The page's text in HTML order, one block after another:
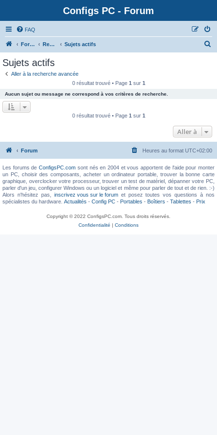
Configs PC - Forum
FAQ
Forum Rechercher Sujets actifs
Sujets actifs
Aller à la recherche avancée
0 résultat trouvé • Page 1 sur 1
Aucun sujet ou message ne correspond à vos critères de recherche.
0 résultat trouvé • Page 1 sur 1
Aller à
Forum Heures au format UTC+02:00
Les forums deConfigsPC.com sont nés en 2004 et vous apportent de l'aide pour monter
un PC, choisir des composants, acheter un ordinateur portable, trouver la bonne carte
graphique, overclocker votre processeur, trouver un test de matériel, dépanner votre PC,
parler d'un jeu, configurer Windows ou un logiciel et même pour parler de tout et de rien. :-)
Alors n'hésitez pas, inscrivez vous sur le forumet posez toutes vos questions à nos
spécialistes du hardware. Actualités - Config PC - Portables - Boîtiers - Tablettes - Prix
Copyright © 2022 ConfigsPC.com. Tous droits réservés.
Confidentialité | Conditions